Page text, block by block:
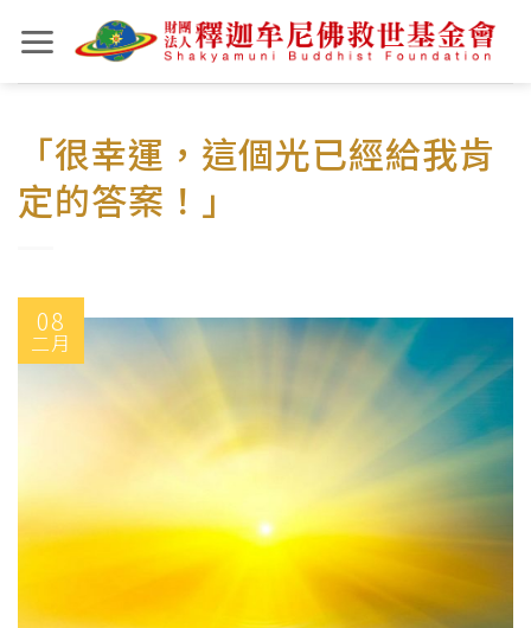
to
content
「很幸運，這個光已經給我肯
定的答案！」
08
二月